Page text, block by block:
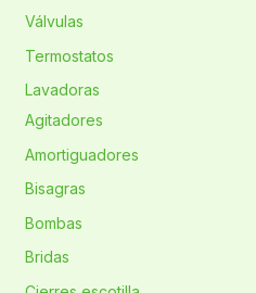
Válvulas
Termostatos
Lavadoras
Agitadores
Amortiguadores
Bisagras
Bombas
Bridas